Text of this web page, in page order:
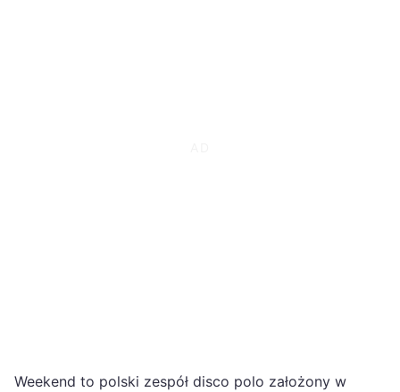
Weekend to polski zespół disco polo założony w